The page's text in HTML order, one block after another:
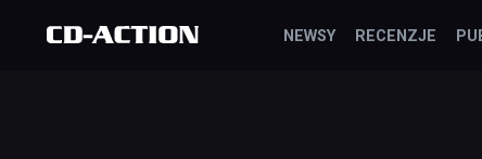
NEWSY RECENZJE